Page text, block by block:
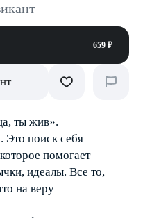
659 ₽
ты жив».
Это поиск себя
помогает
идеалы. Все то,
на веру